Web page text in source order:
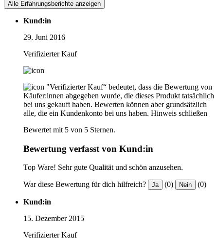
Alle Erfahrungsberichte anzeigen
Kund:in
29. Juni 2016
Verifizierter Kauf
"Verifizierter Kauf“ bedeutet, dass die Bewertung von
Käufer:innen abgegeben wurde, die dieses Produkt tatsächlich
bei uns gekauft haben. Bewerten können aber grundsätzlich
alle, die ein Kundenkonto bei uns haben. Hinweis schließen
Bewertet mit 5 von 5 Sternen.
Bewertung verfasst von Kund:in
Top Ware! Sehr gute Qualität und schön anzusehen.
War diese Bewertung für dich hilfreich? Ja (0) Nein (0)
Kund:in
15. Dezember 2015
Verifizierter Kauf